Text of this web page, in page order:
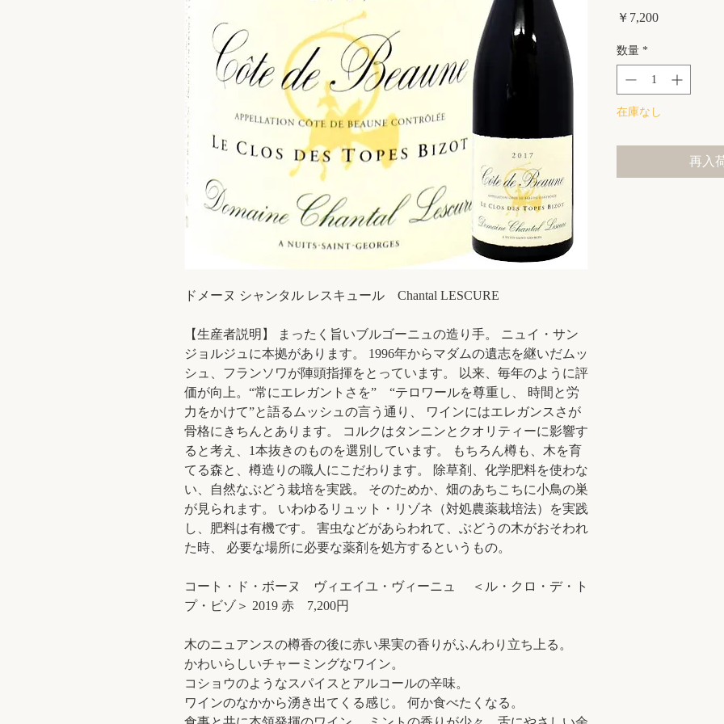
ドメーヌ シャンタル レスキュール Chantal LESCURE
【生産者説明】 まったく旨いブルゴーニュの造り手。 ニュイ・サン
ジョルジュに本拠があります。 1996年からマダムの遺志を継いだムッ
シュ、フランソワが陣頭指揮をとっています。 以来、毎年のように評
価が向上。“常にエレガントさを” “テロワールを尊重し、 時間と労
力をかけて”と語るムッシュの言う通り、 ワインにはエレガンスさが
骨格にきちんとあります。 コルクはタンニンとクオリティーに影響す
ると考え、1本抜きのものを選別しています。 もちろん樽も、木を育
てる森と、樽造りの職人にこだわります。 除草剤、化学肥料を使わな
い、自然なぶどう栽培を実践。 そのためか、畑のあちこちに小鳥の巣
が見られます。 いわゆるリュット・リゾネ（対処農薬栽培法）を実践
し、肥料は有機です。 害虫などがあらわれて、ぶどうの木がおそわれ
た時、 必要な場所に必要な薬剤を処方するというもの。
コート・ド・ボーヌ ヴィエイユ・ヴィーニュ ＜ル・クロ・デ・ト
プ・ビゾ＞ 2019 赤 7,200円
木のニュアンスの樽香の後に赤い果実の香りがふんわり立ち上る。
かわいらしいチャーミングなワイン。
コショウのようなスパイスとアルコールの辛味。
ワインのなかから湧き出てくる感じ。 何か食べたくなる。
￥7,200価
数量 *
在庫なし
再入